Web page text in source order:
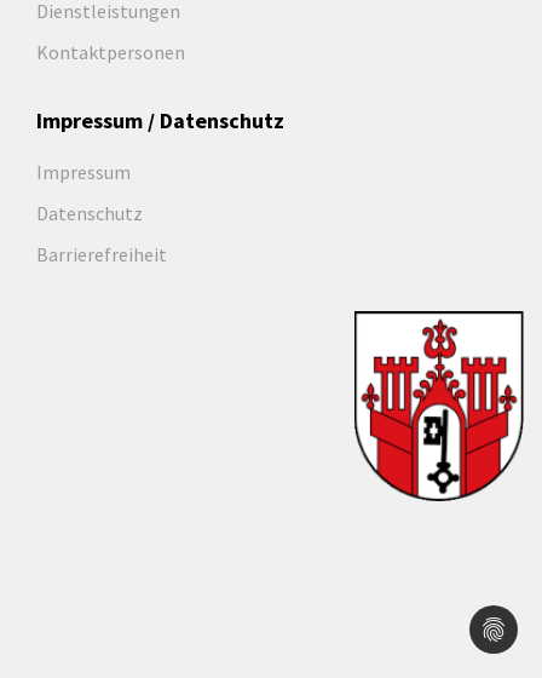
Dienstleistungen
Kontaktpersonen
Impressum / Datenschutz
Impressum
Datenschutz
Barrierefreiheit